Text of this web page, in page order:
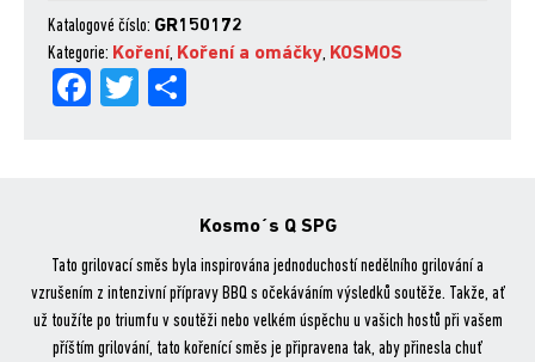
340
g
množství
Katalogové číslo: GR150172
Kategorie: Koření, Koření a omáčky, KOSMOS
Fa
Tw
Kosmo´s Q SPG
Tato grilovací směs byla inspirována jednoduchostí nedělního grilování a
vzrušením z intenzivní přípravy BBQ s očekáváním výsledků soutěže. Takže, ať
už toužíte po triumfu v soutěži nebo velkém úspěchu u vašich hostů při vašem
příštím grilování, tato kořenící směs je připravena tak, aby přinesla chuť